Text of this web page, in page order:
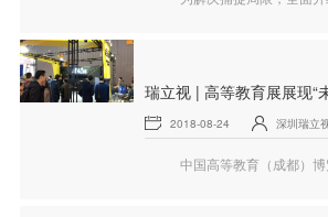
瑞立视 | 高等教育展展现“
2018-08-24 深圳瑞立